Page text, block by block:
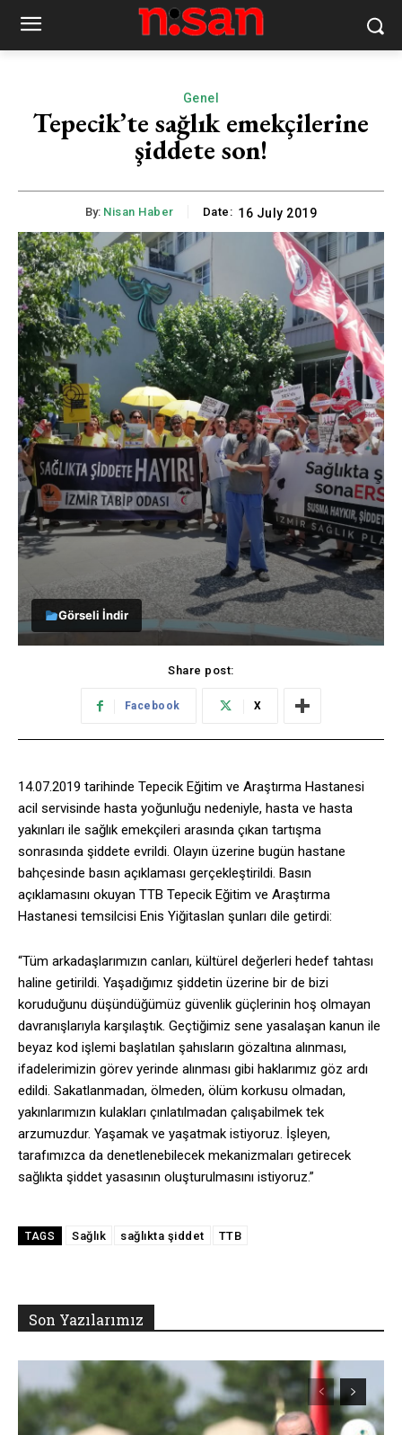
Genel
Tepecik’te sağlık emekçilerine
şiddete son!
By: Nisan Haber Date: 16 July 2019
Görseli İndir
Share post:
Facebook X
14.07.2019 tarihinde Tepecik Eğitim ve Araştırma Hastanesi
acil servisinde hasta yoğunluğu nedeniyle, hasta ve hasta
yakınları ile sağlık emekçileri arasında çıkan tartışma
sonrasında şiddete evrildi. Olayın üzerine bugün hastane
bahçesinde basın açıklaması gerçekleştirildi. Basın
açıklamasını okuyan TTB Tepecik Eğitim ve Araştırma
Hastanesi temsilcisi Enis Yiğitaslan şunları dile getirdi:
“Tüm arkadaşlarımızın canları, kültürel değerleri hedef tahtası
haline getirildi. Yaşadığımız şiddetin üzerine bir de bizi
koruduğunu düşündüğümüz güvenlik güçlerinin hoş olmayan
davranışlarıyla karşılaştık. Geçtiğimiz sene yasalaşan kanun ile
beyaz kod işlemi başlatılan şahısların gözaltına alınması,
ifadelerimizin görev yerinde alınması gibi haklarımız göz ardı
edildi. Sakatlanmadan, ölmeden, ölüm korkusu olmadan,
yakınlarımızın kulakları çınlatılmadan çalışabilmek tek
arzumuzdur. Yaşamak ve yaşatmak istiyoruz. İşleyen,
tarafımızca da denetlenebilecek mekanizmaları getirecek
sağlıkta şiddet yasasının oluşturulmasını istiyoruz.”
TAGS Sağlık sağlıkta şiddet TTB
Son Yazılarımız